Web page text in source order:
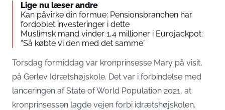
Lige nu læser andre
Kan påvirke din formue: Pensionsbranchen har
fordoblet investeringer i dette
Muslimsk mand vinder 1,4 millioner i Eurojackpot:
“Så købte vi den med det samme”
Torsdag formiddag var kronprinsesse Mary på visit,
på Gerlev Idrætshøjskole. Det var i forbindelse med
lanceringen af State of World Population 2021, at
kronprinsessen lagde vejen forbi idrætshøjskolen.